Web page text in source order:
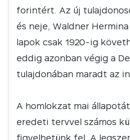
forintért. Az új
és neje, Waldner
lapok csak 1920-ig
eddig azonban végig a
tulajdonában maradt az
A homlokzat mai
eredeti tervvel számos
figyelhetünk fel. A